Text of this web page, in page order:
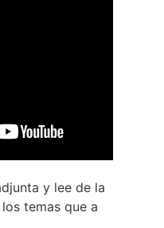
y lee de la
temas que a